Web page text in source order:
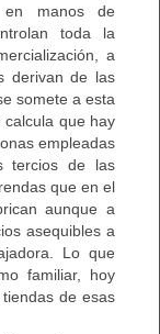
en manos de
toda la
a
derivan de las
somete a esta
calcula que hay
empleadas
tercios de las
que en el
aunque a
asequibles a
Lo que
familiar, hoy
de esas